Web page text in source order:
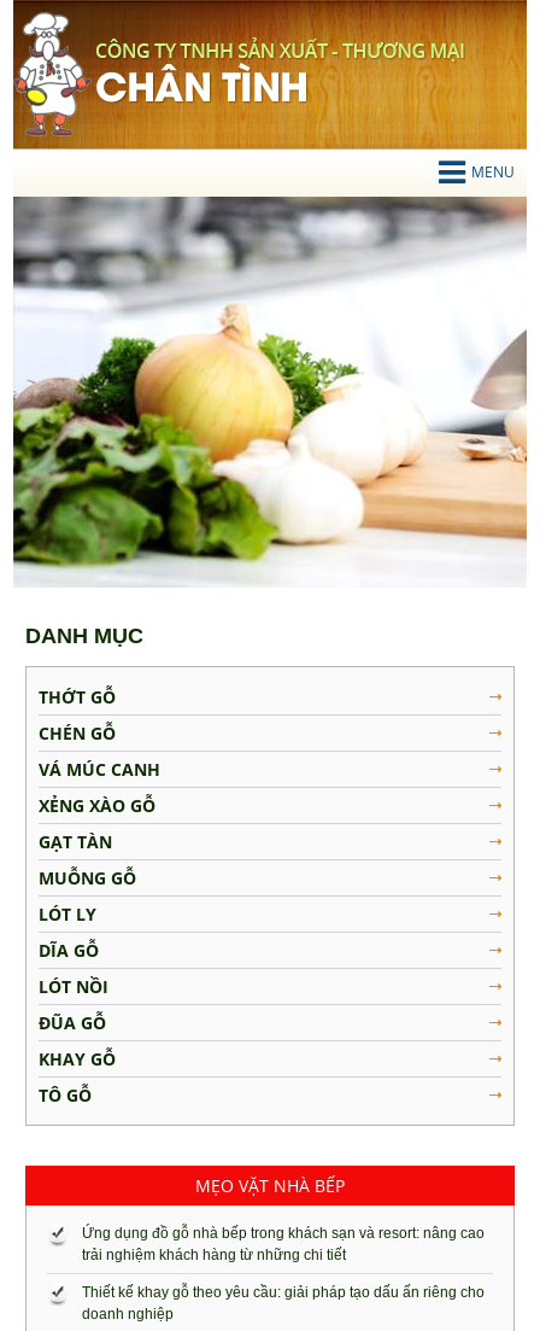
MENU
DANH MỤC
THỚT GỖ
CHÉN GỖ
VÁ MÚC CANH
XẺNG XÀO GỖ
GẠT TÀN
MUỖNG GỖ
LÓT LY
DĨA GỖ
LÓT NỒI
ĐŨA GỖ
KHAY GỖ
TÔ GỖ
MẸO VẶT NHÀ BẾP
Ứng dụng đồ gỗ nhà bếp trong khách sạn và resort: nâng cao
trải nghiệm khách hàng từ những chi tiết
Thiết kế khay gỗ theo yêu cầu: giải pháp tạo dấu ấn riêng cho
doanh nghiệp
TIẾNG VIỆT
TRANG CHỦ
GIỚI THIỆU
SẢN PHẨM
Thớt Gỗ
Chén Gỗ
Vá Múc Canh
Xẻng Xào Gỗ
Gạt Tàn
Muỗng Gỗ
Dĩa Gỗ
Đũa Gỗ
Khay Gỗ
Tô Gỗ
MẸO VẶT NHÀ BẾP
LIÊN HỆ